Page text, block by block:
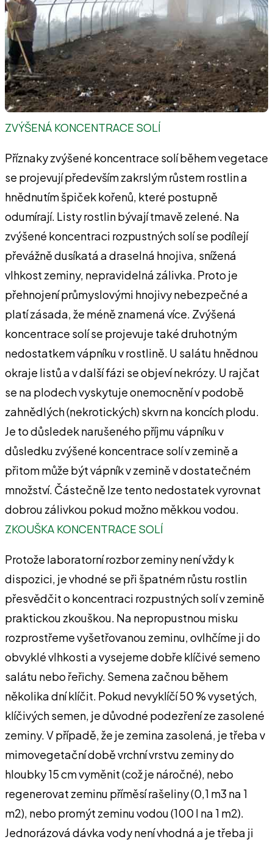
ZVÝŠENÁ KONCENTRACE SOLÍ
Příznaky zvýšené koncentrace solí během vegetace
se projevují především zakrslým růstem rostlin a
hnědnutím špiček kořenů, které postupně
odumírají. Listy rostlin bývají tmavě zelené. Na
zvýšené koncentraci rozpustných solí se podílejí
převážně dusíkatá a draselná hnojiva, snížená
vlhkost zeminy, nepravidelná zálivka. Proto je
přehnojení průmyslovými hnojivy nebezpečné a
platí zásada, že méně znamená více. Zvýšená
koncentrace solí se projevuje také druhotným
nedostatkem vápníku v rostlině. U salátu hnědnou
okraje listů a v další fázi se objeví nekrózy. U rajčat
se na plodech vyskytuje onemocnění v podobě
zahnědlých (nekrotických) skvrn na koncích plodu.
Je to důsledek narušeného příjmu vápníku v
důsledku zvýšené koncentrace solí v zemině a
přitom může být vápník v zemině v dostatečném
množství. Částečně lze tento nedostatek vyrovnat
dobrou zálivkou pokud možno měkkou vodou.
ZKOUŠKA KONCENTRACE SOLÍ
Protože laboratorní rozbor zeminy není vždy k
dispozici, je vhodné se při špatném růstu rostlin
přesvědčit o koncentraci rozpustných solí v zemině
praktickou zkouškou. Na nepropustnou misku
rozprostřeme vyšetřovanou zeminu, ovlhčíme ji do
obvyklé vlhkosti a vysejeme dobře klíčivé semeno
salátu nebo řeřichy. Semena začnou během
několika dní klíčit. Pokud nevyklíčí 50 % vysetých,
klíčivých semen, je důvodné podezření ze zasolené
zeminy. V případě, že je zemina zasolená, je třeba v
mimovegetační době vrchní vrstvu zeminy do
hloubky 15 cm vyměnit (což je náročné), nebo
regenerovat zeminu příměsí rašeliny (0,1 m3 na 1
m2), nebo promýt zeminu vodou (100 I na 1 m2).
Jednorázová dávka vody není vhodná a je třeba ji